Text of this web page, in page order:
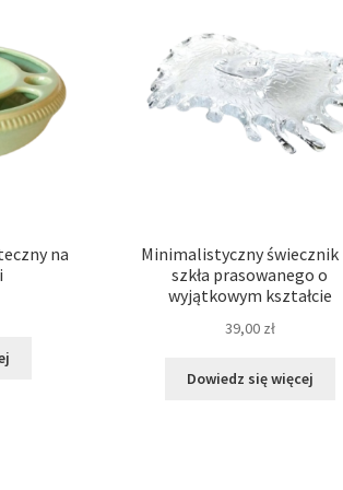
na
Minimalistyczny świecznik
szkła prasowanego o
wyjątkowym kształcie
39,00 zł
Dowiedz się więcej